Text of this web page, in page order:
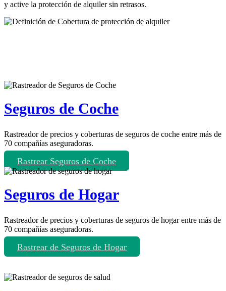
y active la protección de alquiler sin retrasos.
Seguros de Coche
Rastreador de precios y coberturas de seguros de coche entre más de
70 compañías aseguradoras.
Rastrear Seguros de Coche
Seguros de Hogar
Rastreador de precios y coberturas de seguros de hogar entre más de
70 compañías aseguradoras.
Rastrear de Seguros de Hogar